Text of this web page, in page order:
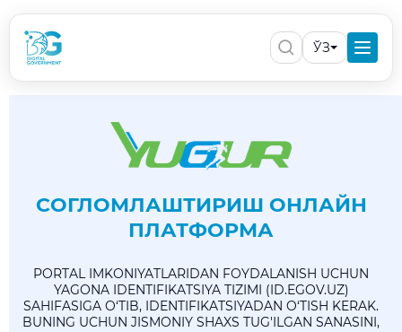
ЎЗ
СОГЛОМЛАШТИРИШ ОНЛАЙН
ПЛАТФОРМА
PORTAL IMKONIYATLARIDAN FOYDALANISH UCHUN
YAGONA IDENTIFIKATSIYA TIZIMI (ID.EGOV.UZ)
SAHIFASIGA O‘TIB, IDENTIFIKATSIYADAN O‘TISH KERAK.
BUNING UCHUN JISMONIY SHAXS TUG'ILGAN SANASINI,